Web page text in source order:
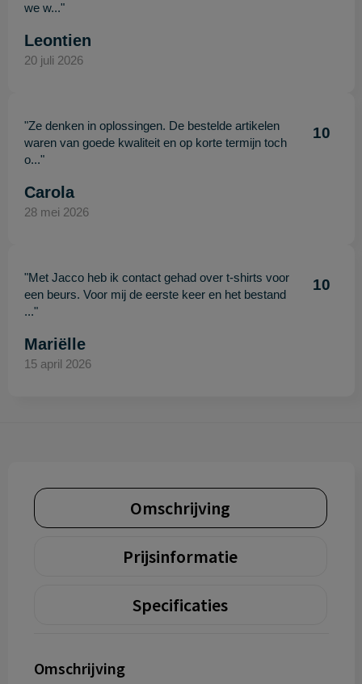
we w..."
Leontien
20 juli 2026
"Ze denken in oplossingen. De bestelde artikelen
waren van goede kwaliteit en op korte termijn toch
o..."
10
Carola
28 mei 2026
"Met Jacco heb ik contact gehad over t-shirts voor
een beurs. Voor mij de eerste keer en het bestand
..."
10
Mariëlle
15 april 2026
Omschrijving
Prijsinformatie
Specificaties
Omschrijving